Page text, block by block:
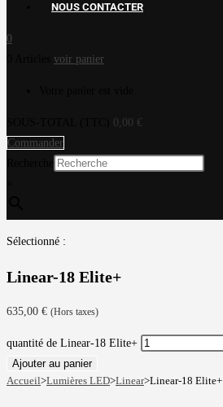
NOUS CONTACTER
0
voir panier
0,00 €
Commander
Sélectionné :
Linear-18 Elite+
635,00 € (Hors taxes)
quantité de Linear-18 Elite+
Ajouter au panier
Accueil>Lumières LED>Linear>Linear-18 Elite+